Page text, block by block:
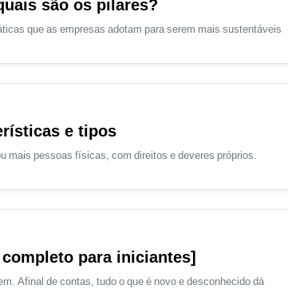
são os pilares?
que as empresas adotam para serem mais sustentáveis
e tipos
mais pessoas físicas, com direitos e deveres próprios.
para iniciantes]
Afinal de contas, tudo o que é novo e desconhecido dá